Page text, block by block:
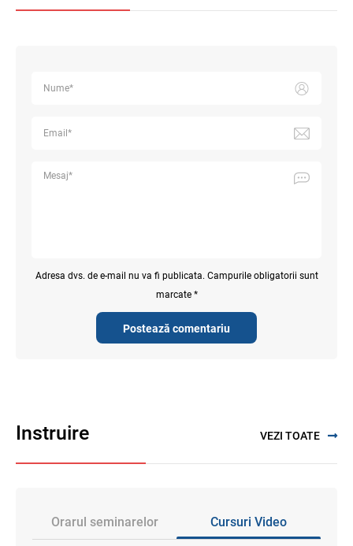
Postează comentariu
Adresa dvs. de e-mail nu va fi publicata. Campurile obligatorii sunt
marcate *
Instruire VEZI TOATE
Orarul seminarelor Cursuri Video